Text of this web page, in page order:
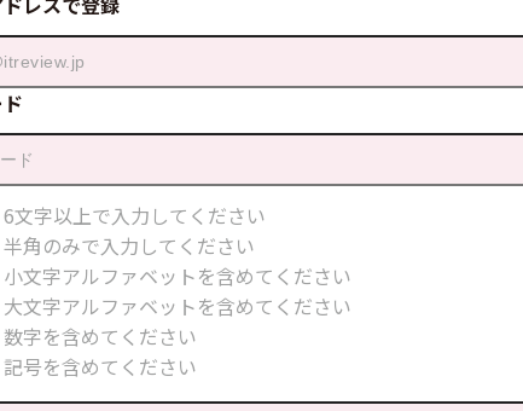
6文字以上で入力してください
半角のみで入力してください
小文字アルファベットを含めてください
大文字アルファベットを含めてください
数字を含めてください
記号を含めてください